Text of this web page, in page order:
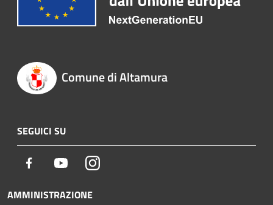
Comune di Altamura
SEGUICI SU
Facebook YoutubeInstagram
AMMINISTRAZIONE